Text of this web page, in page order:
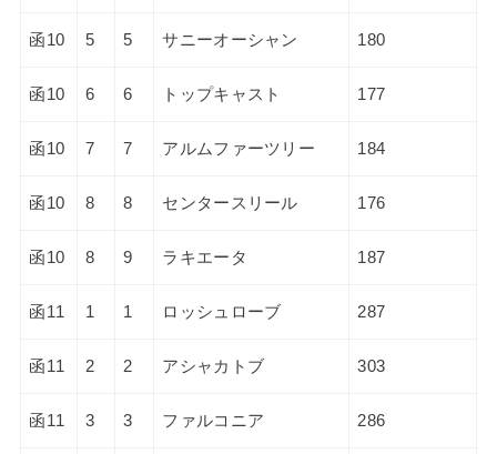
函10 5 5 サニーオーシャン 180
函10 6 6 トップキャスト 177
函10 7 7 アルムファーツリー 184
函10 8 8 センタースリール 176
函10 8 9 ラキエータ 187
函11 1 1 ロッシュローブ 287
函11 2 2 アシャカトブ 303
函11 3 3 ファルコニア 286